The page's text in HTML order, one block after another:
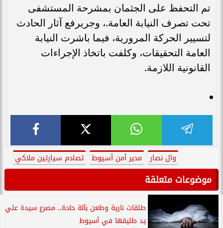
تم التحفظ على الجثمان بمشرحة المستشفى
تحت تصرف النيابة العامة.، وجريرفع آثار الحادث
لتسيير الحركة المرورية، فيما باشرت النيابة
العامة التحقيقات، وكلفت باتخاذ الإجراءات
القانونية اللازمة.
وال نصار مدير أمن أسيوط تصادم سيارتين ملاكي
موضوعات متعلقة
طلقات نارية وطعن بآلة حادة.. مصرع سيدة علي
يد طليقها في أسيوط